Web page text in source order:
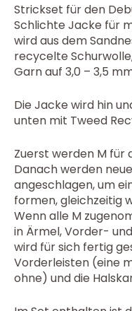
Strickset für den
Schlichte Jacke für
wird aus dem
recycelte
Garn auf 3,0 – 3,5
Die Jacke wird hin
unten mit Tweed
Zuerst werden M für
Danach werden
angeschlagen, um
formen, gleichzeitig
Wenn alle M
in Ärmel, Vorder-
wird für sich fertig
Vorderleisten (eine
ohne) und die